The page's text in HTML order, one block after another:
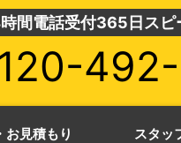
間電話受付365日スピ
お見積もり スタッ